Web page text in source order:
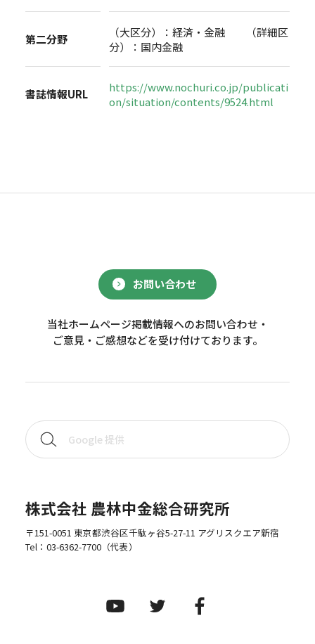
第二分野
（大区分）：経済・金融 （詳細区
分）：国内金融
書誌情報URL
https://www.nochuri.co.jp/publicati
on/situation/contents/9524.html
お問い合わせ
当社ホームページ掲載情報へのお問い合わせ・
ご意見・ご感想などを受け付けております。
株式会社 農林中金総合研究所
〒151-0051 東京都渋谷区千駄ヶ谷5-27-11 アグリスクエア新宿
Tel： 03-6362-7700（代表）